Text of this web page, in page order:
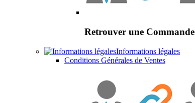
Retrouver une Commande
Informations légales
Conditions Générales de Ventes